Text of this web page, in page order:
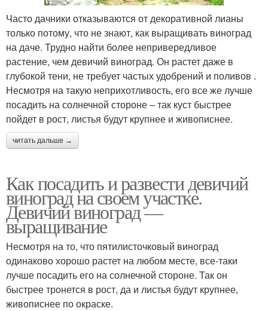
Часто дачники отказываются от декоративной лианы
только потому, что не знают, как выращивать виноград
на даче. Трудно найти более непривередливое
растение, чем девичий виноград. Он растет даже в
глубокой тени, не требует частых удобрений и поливов .
Несмотря на такую неприхотливость, его все же лучше
посадить на солнечной стороне – так куст быстрее
пойдет в рост, листья будут крупнее и живописнее.
читать дальше →
Как посадить и развести девичий
виноград на своем участке.
Девичий виноград —
выращивание
Несмотря на то, что пятилисточковый виноград
одинаково хорошо растет на любом месте, все-таки
лучше посадить его на солнечной стороне. Так он
быстрее тронется в рост, да и листья будут крупнее,
живописнее по окраске.